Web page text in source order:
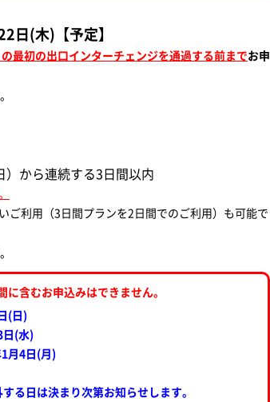
日(木)【予定】
最初の出口インターチェンジを通過する前までお申
から連続する3日間以内
利用（3日間プランを2日間でのご利用）も可能で
含むお申込みはできません。
(日)
(水)
月4日(月)
る日は決まり次第お知らせします。